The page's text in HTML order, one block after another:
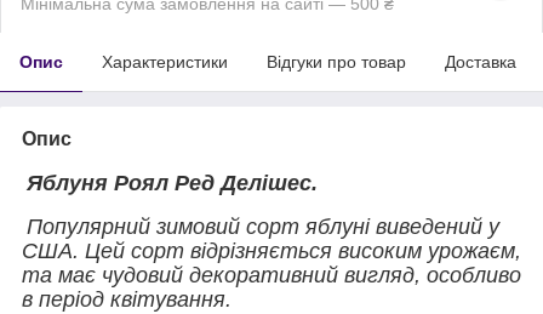
Опис Характеристики Відгуки про товар Доставка
Опис
Яблуня Роял Ред Делішес.
Популярний зимовий сорт яблуні виведений у
США. Цей сорт відрізняється високим урожаєм,
та має чудовий декоративний вигляд, особливо
в період квітування.